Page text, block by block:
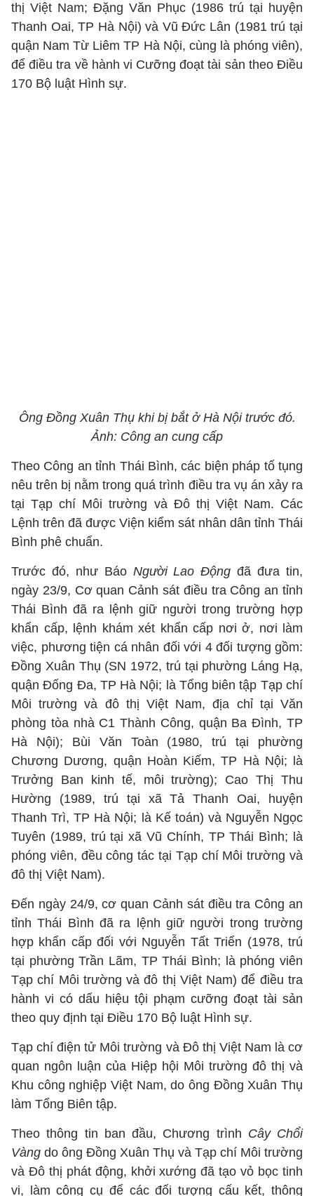
thị Việt Nam; Đặng Văn Phục (1986 trú tại huyện
Thanh Oai, TP Hà Nội) và Vũ Đức Lân (1981 trú tại
quận Nam Từ Liêm TP Hà Nội, cùng là phóng viên),
để điều tra về hành vi Cưỡng đoạt tài sản theo Điều
170 Bộ luật Hình sự.
Ông Đồng Xuân Thụ khi bị bắt ở Hà Nội trước đó.
Ảnh: Công an cung cấp
Theo Công an tỉnh Thái Bình, các biện pháp tố tụng
nêu trên bị nằm trong quá trình điều tra vụ án xảy ra
tại Tạp chí Môi trường và Đô thị Việt Nam. Các
Lệnh trên đã được Viện kiểm sát nhân dân tỉnh Thái
Bình phê chuẩn.
Trước đó, như BáoNgười Lao Động đã đưa tin,
ngày 23/9, Cơ quan Cảnh sát điều tra Công an tỉnh
Thái Bình đã ra lệnh giữ người trong trường hợp
khẩn cấp, lệnh khám xét khẩn cấp nơi ở, nơi làm
việc, phương tiện cá nhân đối với 4 đối tượng gồm:
Đồng Xuân Thụ (SN 1972, trú tại phường Láng Hạ,
quận Đống Đa, TP Hà Nội; là Tổng biên tập Tạp chí
Môi trường và đô thị Việt Nam, địa chỉ tại Văn
phòng tòa nhà C1 Thành Công, quận Ba Đình, TP
Hà Nội); Bùi Văn Toàn (1980, trú tại phường
Chương Dương, quận Hoàn Kiếm, TP Hà Nội; là
Trưởng Ban kinh tế, môi trường); Cao Thị Thu
Hường (1989, trú tại xã Tả Thanh Oai, huyện
Thanh Trì, TP Hà Nội; là Kế toán) và Nguyễn Ngọc
Tuyên (1989, trú tại xã Vũ Chính, TP Thái Bình; là
phóng viên, đều công tác tại Tạp chí Môi trường và
đô thị Việt Nam).
Đến ngày 24/9, cơ quan Cảnh sát điều tra Công an
tỉnh Thái Bình đã ra lệnh giữ người trong trường
hợp khẩn cấp đối với Nguyễn Tất Triển (1978, trú
tại phường Trần Lãm, TP Thái Bình; là phóng viên
Tạp chí Môi trường và đô thị Việt Nam) để điều tra
hành vi có dấu hiệu tội phạm cưỡng đoạt tài sản
theo quy định tại Điều 170 Bộ luật Hình sự.
Tạp chí điện tử Môi trường và Đô thị Việt Nam là cơ
quan ngôn luận của Hiệp hội Môi trường đô thị và
Khu công nghiệp Việt Nam, do ông Đồng Xuân Thụ
làm Tổng Biên tập.
Theo thông tin ban đầu, Chương trình Cây Chổi
Vàng do ông Đồng Xuân Thụ và Tạp chí Môi trường
và Đô thị phát động, khởi xướng đã tạo vỏ bọc tinh
vi, làm công cụ để các đối tượng cấu kết, thông